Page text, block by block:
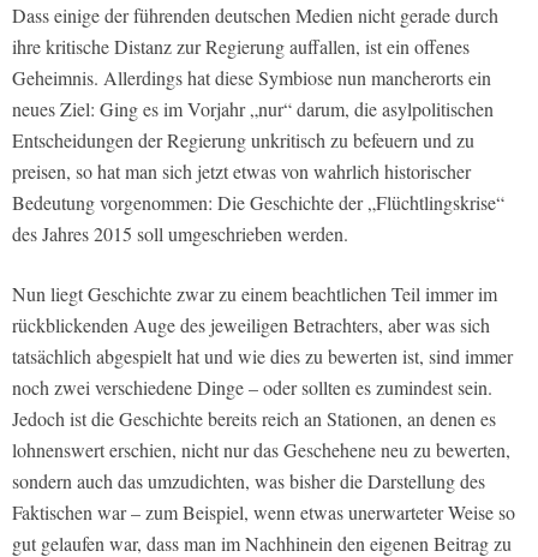
Dass einige der führenden deutschen Medien nicht gerade durch
ihre kritische Distanz zur Regierung auffallen, ist ein offenes
Geheimnis. Allerdings hat diese Symbiose nun mancherorts ein
neues Ziel: Ging es im Vorjahr „nur“ darum, die asylpolitischen
Entscheidungen der Regierung unkritisch zu befeuern und zu
preisen, so hat man sich jetzt etwas von wahrlich historischer
Bedeutung vorgenommen: Die Geschichte der „Flüchtlingskrise“
des Jahres 2015 soll umgeschrieben werden.
Nun liegt Geschichte zwar zu einem beachtlichen Teil immer im
rückblickenden Auge des jeweiligen Betrachters, aber was sich
tatsächlich abgespielt hat und wie dies zu bewerten ist, sind immer
noch zwei verschiedene Dinge – oder sollten es zumindest sein.
Jedoch ist die Geschichte bereits reich an Stationen, an denen es
lohnenswert erschien, nicht nur das Geschehene neu zu bewerten,
sondern auch das umzudichten, was bisher die Darstellung des
Faktischen war – zum Beispiel, wenn etwas unerwarteter Weise so
gut gelaufen war, dass man im Nachhinein den eigenen Beitrag zu